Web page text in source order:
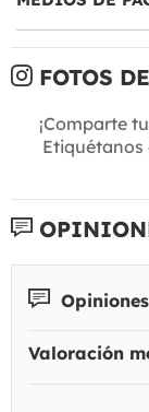
FOTOS
¡Comparte
Etiquétanos
Valoración